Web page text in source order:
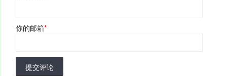
你的邮箱*
提交评论